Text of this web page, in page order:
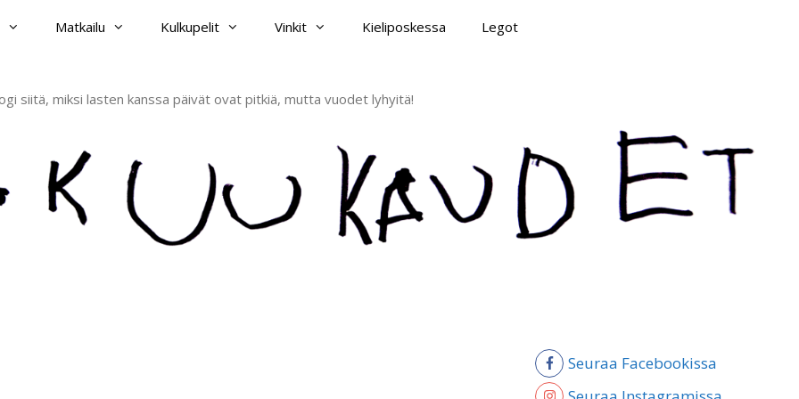
Matkailu Kulkupelit Vinkit Kieliposkessa Legot
siitä, miksi lasten kanssa päivät ovat pitkiä, mutta vuodet lyhyitä!
Seuraa Facebookissa